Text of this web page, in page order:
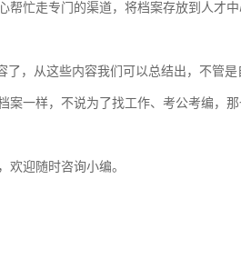
忙走专门的渠道，将档案存放到人才中
了，从这些内容我们可以总结出，不管
一样，不说为了找工作、考公考编，
欢迎随时咨询小编。